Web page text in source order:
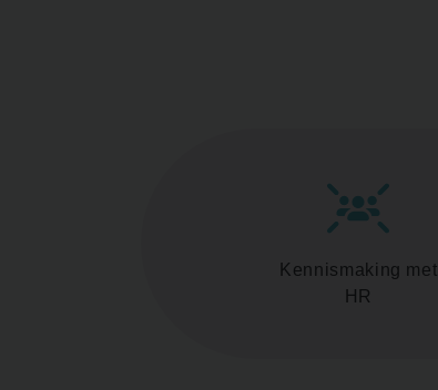
Kennismaking met
HR